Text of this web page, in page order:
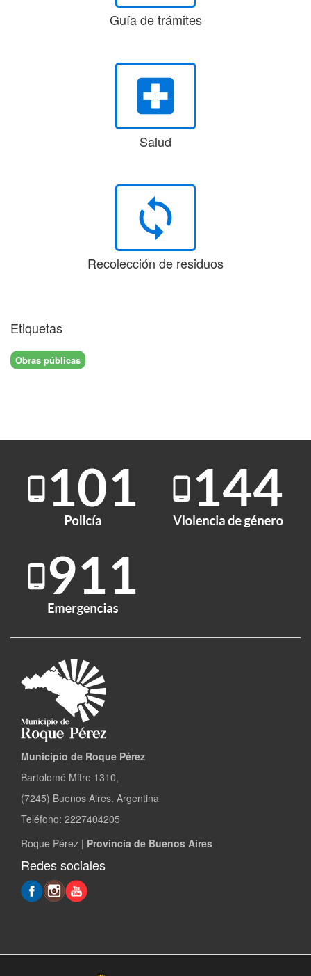
Guía de trámites
local_hospital
Salud
loop
Recolección de residuos
Etiquetas
Obras públicas
Municipio de Roque Pérez
Bartolomé Mitre 1310,
(7245) Buenos Aires. Argentina
Teléfono: 2227404205
Roque Pérez | Provincia de Buenos Aires
Redes sociales